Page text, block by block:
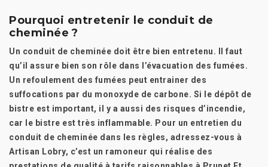
Pourquoi entretenir le conduit de
cheminée ?
Un conduit de cheminée doit être bien entretenu. Il faut
qu’il assure bien son rôle dans l’évacuation des fumées.
Un refoulement des fumées peut entrainer des
suffocations par du monoxyde de carbone. Si le dépôt de
bistre est important, il y a aussi des risques d’incendie,
car le bistre est très inflammable. Pour un entretien du
conduit de cheminée dans les règles, adressez-vous à
Artisan Lobry, c’est un ramoneur qui réalise des